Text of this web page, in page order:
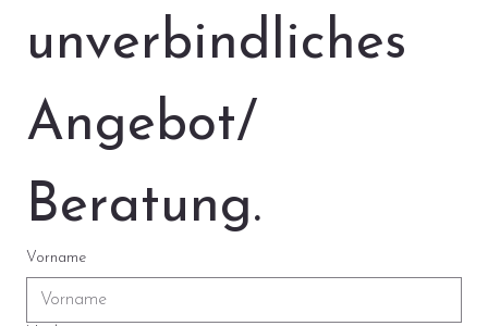
unverbindliches
Angebot/
Beratung.
Vorname